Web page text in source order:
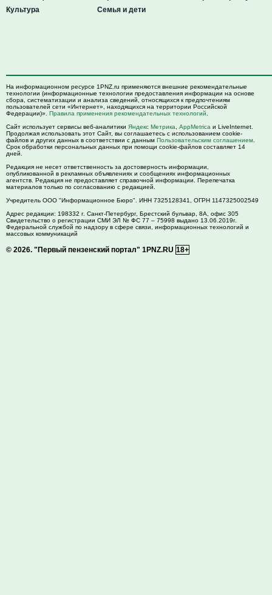
Культура
Семья и дети
На информационном ресурсе 1PNZ.ru применяются внешние рекомендательные
технологии (информационные технологии предоставления информации на основе
сбора, систематизации и анализа сведений, относящихся к предпочтениям
пользователей сети «Интернет», находящихся на территории Российской
Федерации)». Правила применения рекомендательных технологий
Сайт использует сервисы веб-аналитики Яндекс Метрика AppMetrica и LiveInternet.
Продолжая использовать этот Сайт, вы соглашаетесь с использованием cookie-
файлов и других данных в соответствии с данным Пользовательским соглашением
Срок обработки персональных данных при помощи cookie-файлов составляет 14
дней.
Редакция не несет ответственность за достоверность информации,
опубликованной в рекламных объявлениях и сообщениях информационных
агентств. Редакция не предоставляет справочной информации. Перепечатка
материалов только по согласованию с редакцией.
Учредитель ООО "Информационное Бюро". ИНН 7325128341, ОГРН 1147325002549
Адрес редакции: 198332 г. Санкт-Петербург, Брестский бульвар, 8А, офис 305
Свидетельство о регистрации СМИ ЭЛ № ФС 77 – 75998 выдано 13.06.2019г.
Федеральной службой по надзору в сфере связи, информационных технологий и
массовых коммуникаций
© 2026. "Первый пензенский портал" 1PNZ.RU 18+